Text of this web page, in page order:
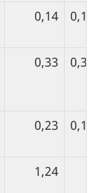
0,14 0,15
0,33 0,30
0,23 0,16
1,24